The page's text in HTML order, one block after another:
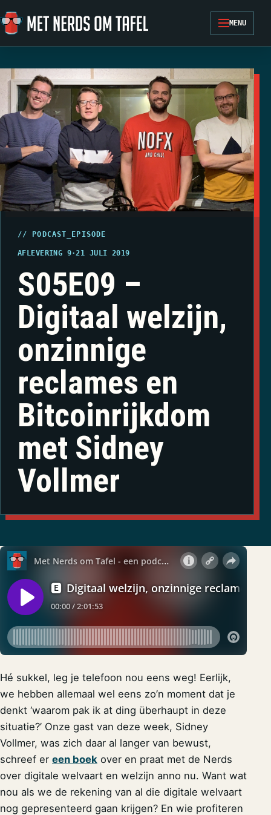
Ga naar de inhoud
MENU
// PODCAST_EPISODE
AFLEVERING 9·21 JULI 2019
S05E09 –
Digitaal welzijn,
onzinnige
reclames en
Bitcoinrijkdom
met Sidney
Vollmer
Hé sukkel, leg je telefoon nou eens weg! Eerlijk,
we hebben allemaal wel eens zo’n moment dat je
denkt ‘waarom pak ik at ding überhaupt in deze
situatie?’ Onze gast van deze week, Sidney
Vollmer, was zich daar al langer van bewust,
schreef er een boek over en praat met de Nerds
over digitale welvaart en welzijn anno nu. Want wat
nou als we de rekening van al die digitale welvaart
nog gepresenteerd gaan krijgen? En wie profiteren